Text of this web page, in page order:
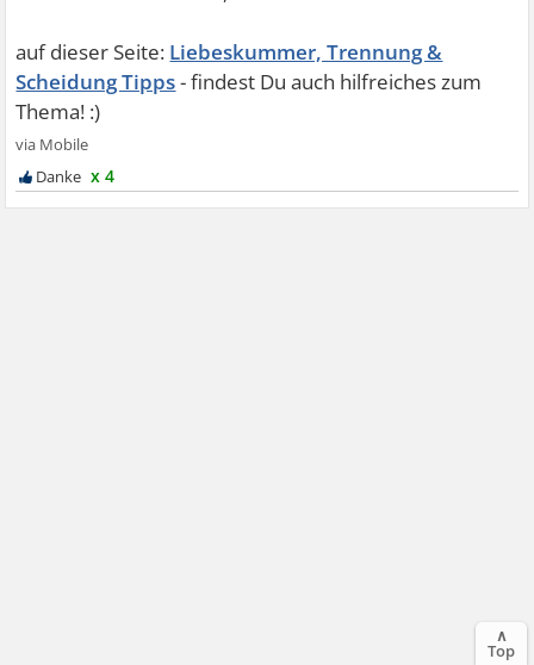
Liebeskummer, Trennung &
Scheidung Tipps
x 4
∧
Top